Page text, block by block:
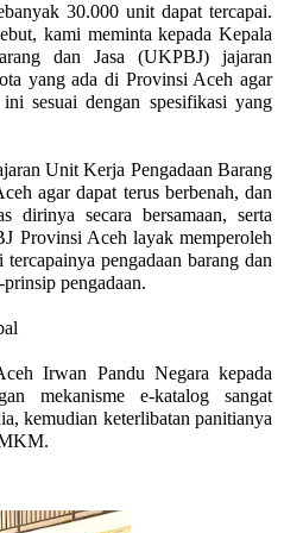
30.000 unit dapat tercapai.
kami meminta kepada Kepala
dan Jasa (UKPBJ) jajaran
yang ada di Provinsi Aceh agar
sesuai dengan spesifikasi yang
Unit Kerja Pengadaan Barang
agar dapat terus berbenah, dan
dirinya secara bersamaan, serta
Provinsi Aceh layak memperoleh
pengadaan barang dan
pengadaan.
Irwan Pandu Negara kepada
mekanisme e-katalog sangat
kemudian keterlibatan panitianya